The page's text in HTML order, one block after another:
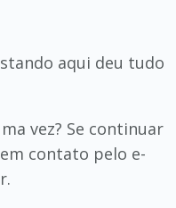
aqui deu tudo
vez? Se continuar
contato pelo e-